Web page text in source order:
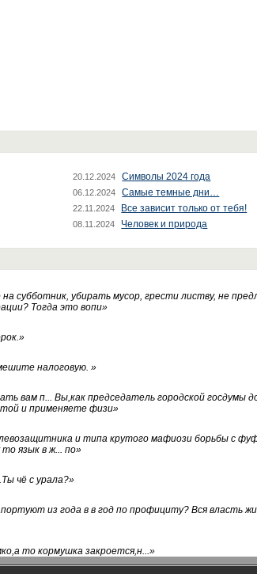
20.12.2024 Символы 2024 года
06.12.2024 Самые темные дни…
22.11.2024 Все зависит только от тебя!
08.11.2024 Человек и природа
субботник, убирать мусор, грести листву, не
Тогда это вопи»
»
налоговую. »
вам п... Вы,как председатель городской госдумы
и применяете физи»
левозащитника и типа крутого мафиози борьбы с
язык в ж... по»
чё с урала?»
из года в в год по профициту? Вся власть
то кормушка закроется,н...»